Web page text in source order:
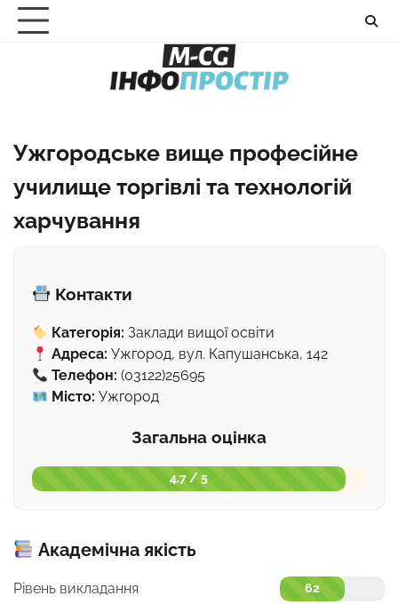
Перейти
Ужгородське вище професійне
училище торгівлі та технологій
харчування
Контакти
Категорія: Заклади вищої освіти
Адреса: Ужгород, вул. Капушанська, 142
Телефон: (03122)25695
Місто: Ужгород
Загальна оцінка
4.7 / 5
Академічна якість
Рівень викладання 62